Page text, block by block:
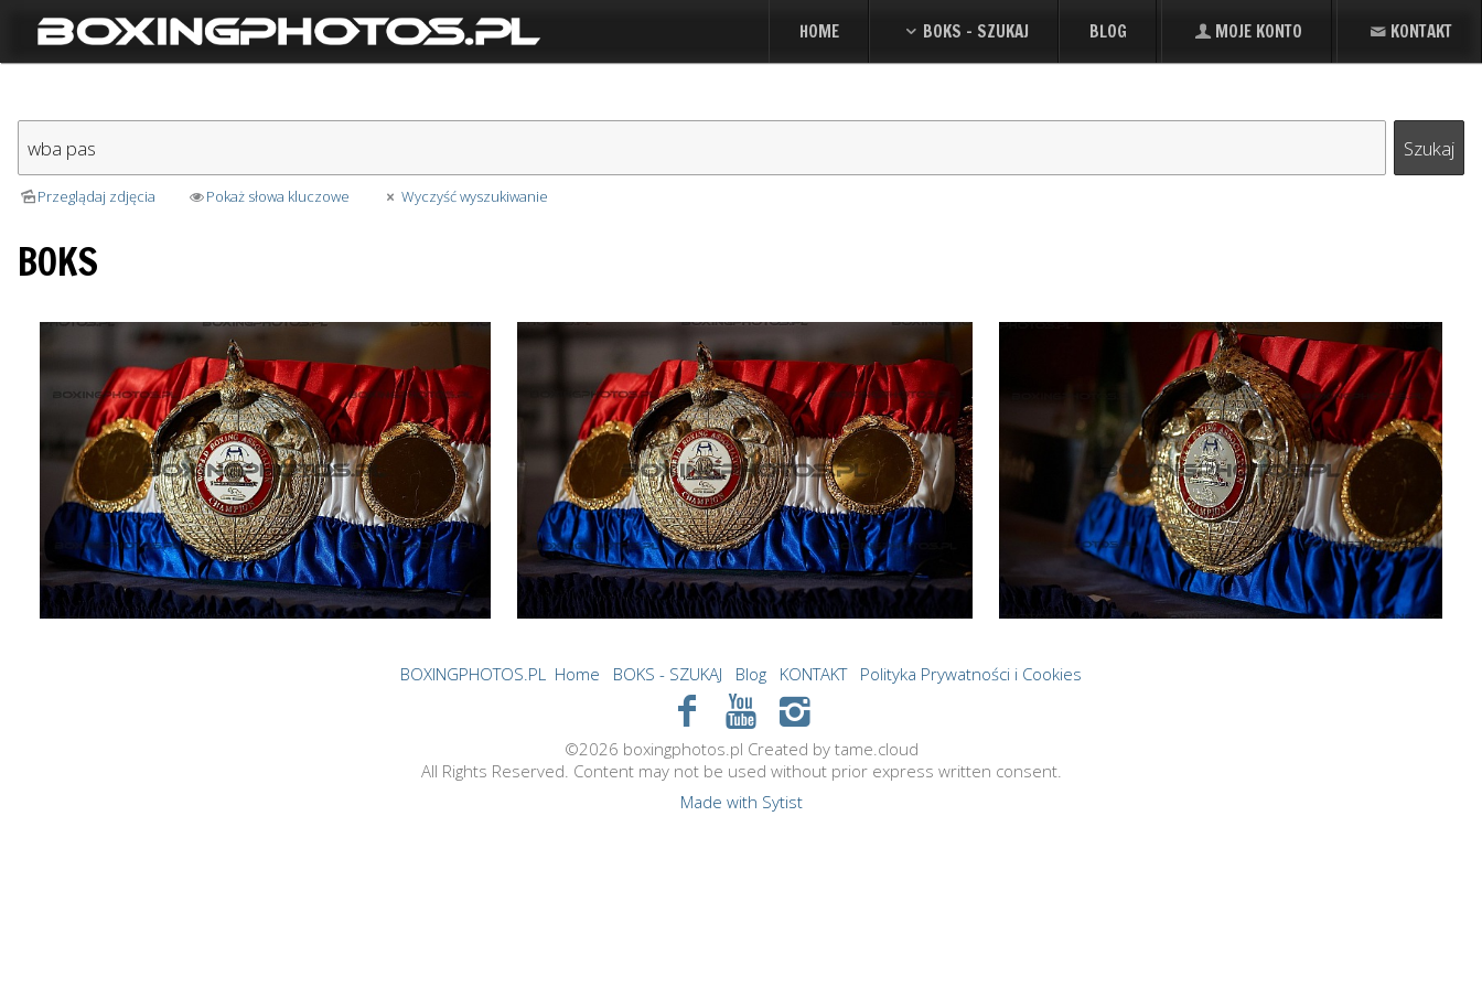
HOME BOKS - SZUKAJ BLOG MOJE KONTO KONTAKT
Przeglądaj zdjęcia Pokaż słowa kluczowe Wyczyść wyszukiwanie
BOKS
BOXINGPHOTOS.PL Home BOKS - SZUKAJ Blog KONTAKT Polityka Prywatności i Cookies
©2026 boxingphotos.pl Created by tame.cloud
All Rights Reserved. Content may not be used without prior express written consent.
Made with Sytist